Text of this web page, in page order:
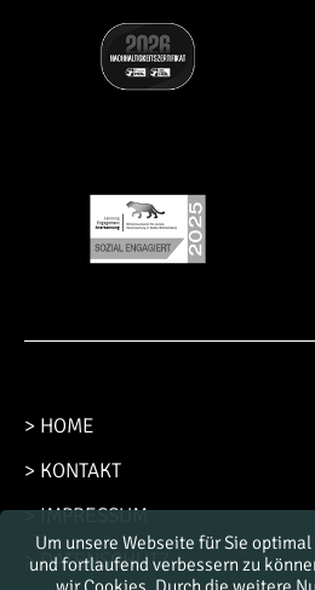
Um unsere Webseite für Sie
und fortlaufend verbessern zu
> HOME
> KONTAKT
> IMPRESSUM
> DATENSCHUTZ